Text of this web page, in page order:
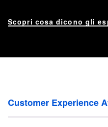
Scopri cosa dicono gli
Customer Experience